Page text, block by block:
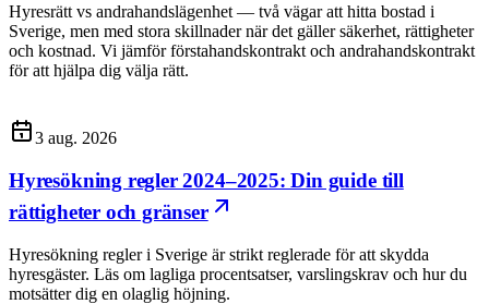
Hyresrätt vs andrahandslägenhet — två vägar att hitta bostad i
Sverige, men med stora skillnader när det gäller säkerhet, rättigheter
och kostnad. Vi jämför förstahandskontrakt och andrahandskontrakt
för att hjälpa dig välja rätt.
3 aug. 2026
Hyresökning regler 2024–2025: Din guide till
rättigheter och gränser
Hyresökning regler i Sverige är strikt reglerade för att skydda
hyresgäster. Läs om lagliga procentsatser, varslingskrav och hur du
motsätter dig en olaglig höjning.